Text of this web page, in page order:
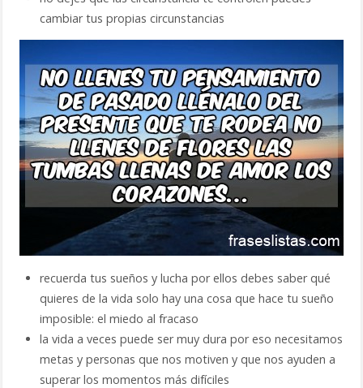
cambiar tus propias circunstancias
recuerda tus sueños y lucha por ellos debes saber qué
quieres de la vida solo hay una cosa que hace tu sueño
imposible: el miedo al fracaso
la vida a veces puede ser muy dura por eso necesitamos
metas y personas que nos motiven y que nos ayuden a
superar los momentos más difíciles